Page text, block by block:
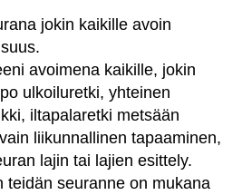
jokin kaikille avoin
avoimena kaikille, jokin
ulkoiluretki, yhteinen
iltapalaretki metsään
liikunnallinen tapaaminen,
lajin tai lajien esittely.
teidän seuranne on mukana